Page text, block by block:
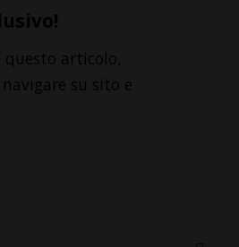
questo articolo,
su sito e